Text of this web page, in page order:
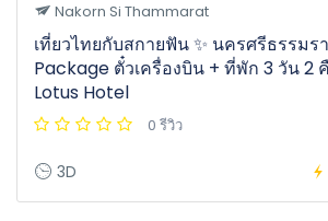
Nakorn Si Thammarat
เที่ยวไทยกับสกายฟัน ✨ นครศรีธรรมร
Package ตั๋วเครื่องบิน + ที่พัก 3 วัน 2
Lotus Hotel
0 รีวิว
3D